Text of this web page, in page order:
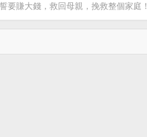
賺大錢，救回母親，挽救整個家庭！